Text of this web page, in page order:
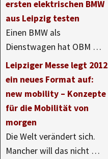
ersten elektrischen BMW
aus Leipzig testen
Einen BMW als
Dienstwagen hat OBM …
Leipziger Messe legt 2012
ein neues Format auf:
new mobility – Konzepte
für die Mobilität von
morgen
Die Welt verändert sich.
Mancher will das nicht …